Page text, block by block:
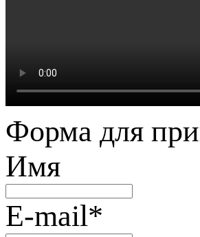
Форма для
Имя
E-mail*